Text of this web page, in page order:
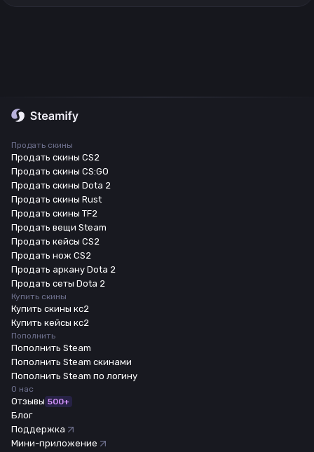
Продать скины
Продать скины CS2
Продать скины CS:GO
Продать скины Dota 2
Продать скины Rust
Продать скины TF2
Продать вещи Steam
Продать кейсы CS2
Продать нож CS2
Продать аркану Dota 2
Продать сеты Dota 2
Купить скины
Купить скины кс2
Купить кейсы кс2
Пополнить
Пополнить Steam
Пополнить Steam скинами
Пополнить Steam по логину
О нас
Отзывы 500+
Блог
Поддержка
Мини-приложение